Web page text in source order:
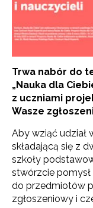
Trwa nabór do
„Nauka dla
z uczniami
Wasze
Aby wziąć udział
składającą się z
szkoły
stwórzcie
do przedmiotów
zgłoszeniowy i